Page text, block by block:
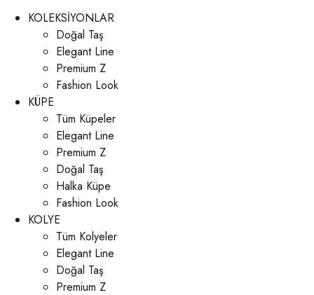
KOLEKSİYONLAR
Doğal Taş
Elegant Line
Premium Z
Fashion Look
KÜPE
Tüm Küpeler
Elegant Line
Premium Z
Doğal Taş
Halka Küpe
Fashion Look
KOLYE
Tüm Kolyeler
Elegant Line
Doğal Taş
Premium Z